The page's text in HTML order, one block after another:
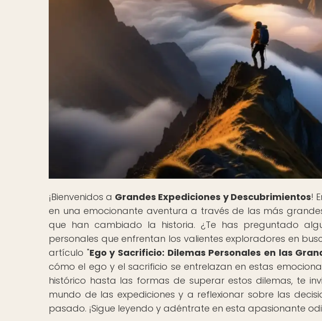
¡Bienvenidos a Grandes Expediciones y Descubrimientos!
en una emocionante aventura a través de las más
que han cambiado la historia. ¿Te has preguntado
personales que enfrentan los valientes exploradores en
artículo "Ego y Sacrificio: Dilemas Personales en las
cómo el ego y el sacrificio se entrelazan en estas
histórico hasta las formas de superar estos dilemas, te
mundo de las expediciones y a reflexionar sobre las
pasado. ¡Sigue leyendo y adéntrate en esta apasionante